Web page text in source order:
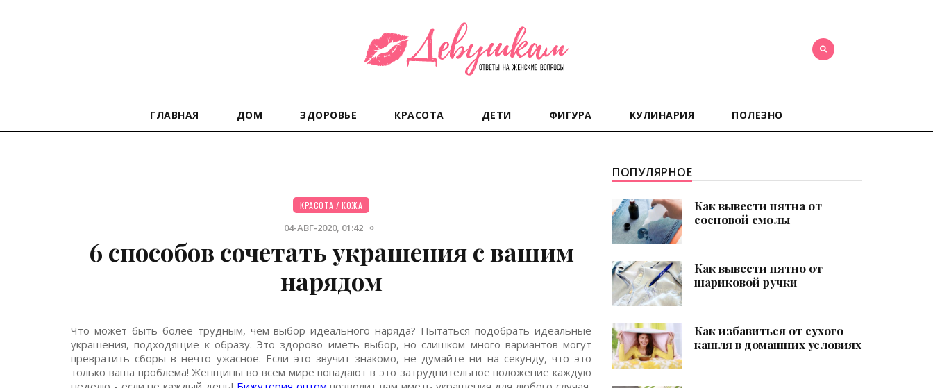
ГЛАВНАЯ ДОМ ЗДОРОВЬЕ КРАСОТА ДЕТИ ФИГУРА КУЛИНАРИЯ ПОЛЕЗНО
КРАСОТА / КОЖА
04-АВГ-2020, 01:42
6 способов сочетать украшения с вашим
нарядом
Что может быть более трудным, чем выбор идеального наряда? Пытаться подобрать идеальные
украшения, подходящие к образу. Это здорово иметь выбор, но слишком много вариантов могут
превратить сборы в нечто ужасное. Если это звучит знакомо, не думайте ни на секунду, что это
только ваша проблема! Женщины во всем мире попадают в это затруднительное положение каждую
ПОПУЛЯРНОЕ
Как вывести пятна от
сосновой смолы
Как вывести пятно от
шариковой ручки
Как избавиться от сухого
кашля в домашних условиях